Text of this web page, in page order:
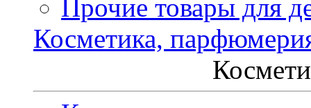
Прочие товары для
Косметика,